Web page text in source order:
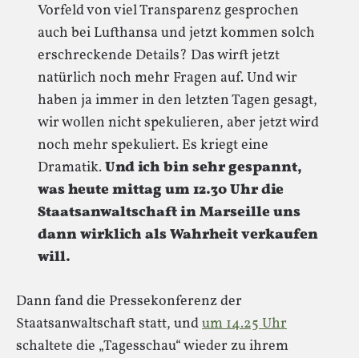
Vorfeld von viel Transparenz gesprochen
auch bei Lufthansa und jetzt kommen solch
erschreckende Details? Das wirft jetzt
natürlich noch mehr Fragen auf. Und wir
haben ja immer in den letzten Tagen gesagt,
wir wollen nicht spekulieren, aber jetzt wird
noch mehr spekuliert. Es kriegt eine
Dramatik.Und ich bin sehr gespannt,
was heute mittag um 12.30 Uhr die
Staatsanwaltschaft in Marseille uns
dann wirklich als Wahrheit verkaufen
will.
Dann fand die Pressekonferenz der
Staatsanwaltschaft statt, undum 14.25 Uhr
schaltete die „Tagesschau“ wieder zu ihrem